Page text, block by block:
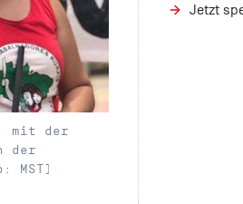
mit der
der
MST)
Jetzt